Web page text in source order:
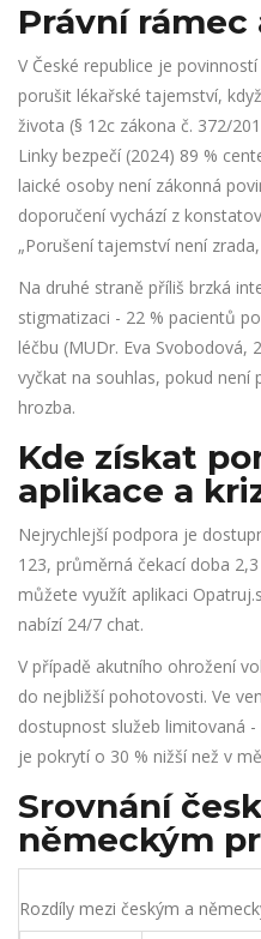
Právní rámec
V České republice je
porušit lékařské tajemství,
života (§ 12c zákona č. 372/
Linky bezpečí (2024) 89 %
laické osoby není zákonná
doporučení vychází z
„Porušení tajemství není
Na druhé straně příliš brzká
stigmatizaci - 22 % pacientů
léčbu (MUDr. Eva Svobodová,
vyčkat na souhlas, pokud
hrozba.
Kde získat
aplikace a
Nejrychlejší podpora je
123, průměrná čekací doba
můžete využít aplikaci
nabízí 24/7 chat.
V případě akutního ohrožení
do nejbližší pohotovosti. Ve
dostupnost služeb limitovaná
je pokrytí o 30 % nižší než v
Srovnání
německým
Rozdíly mezi českým a